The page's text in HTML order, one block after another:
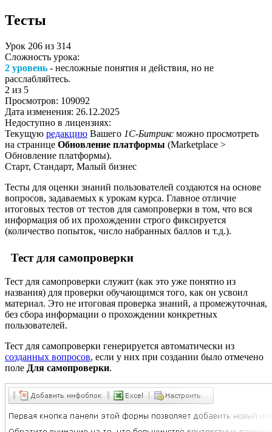
Тесты
Урок 206 из 314
Сложность урока:
2 уровень - несложные понятия и действия, но не
расслабляйтесь.
2 из 5
Просмотров: 109092
Дата изменения: 26.12.2025
Недоступно в лицензиях:
Текущую редакцию Вашего 1С-Битрикс можно просмотреть
на странице Обновление платформы (Marketplace >
Обновление платформы).
Старт, Стандарт, Малый бизнес
Тесты для оценки знаний пользователей создаются на основе
вопросов, задаваемых к урокам курса. Главное отличие
итоговых тестов от тестов для самопроверки в том, что вся
информация об их прохождении строго фиксируется
(количество попыток, число набранных баллов и т.д.).
Тест для самопроверки
Тест для самопроверки служит (как это уже понятно из
названия) для проверки обучающимся того, как он усвоил
материал. Это не итоговая проверка знаний, а промежуточная,
без сбора информации о прохождении конкретных
пользователей.
Тест для самопроверки генерируется автоматически из
созданных вопросов, если у них при создании было отмечено
поле Для самопроверки.